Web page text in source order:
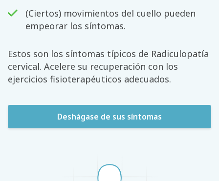
(Ciertos) movimientos del cuello pueden
empeorar los síntomas.
Estos son los síntomas típicos de Radiculopatía
cervical. Acelere su recuperación con los
ejercicios fisioterapéuticos adecuados.
Deshágase de sus síntomas